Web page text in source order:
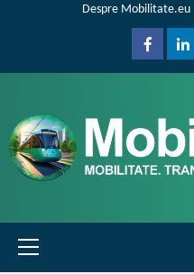
Despre Mobilitate.eu
Primary
Menu